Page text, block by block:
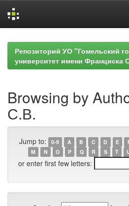
navigationРепозиторий УО "Гомельский
университет имени Франциска
Browsing by
С.В.
Jump to: 0-9 A B C D E
M
N O P Q R S T
or enter first few letters: